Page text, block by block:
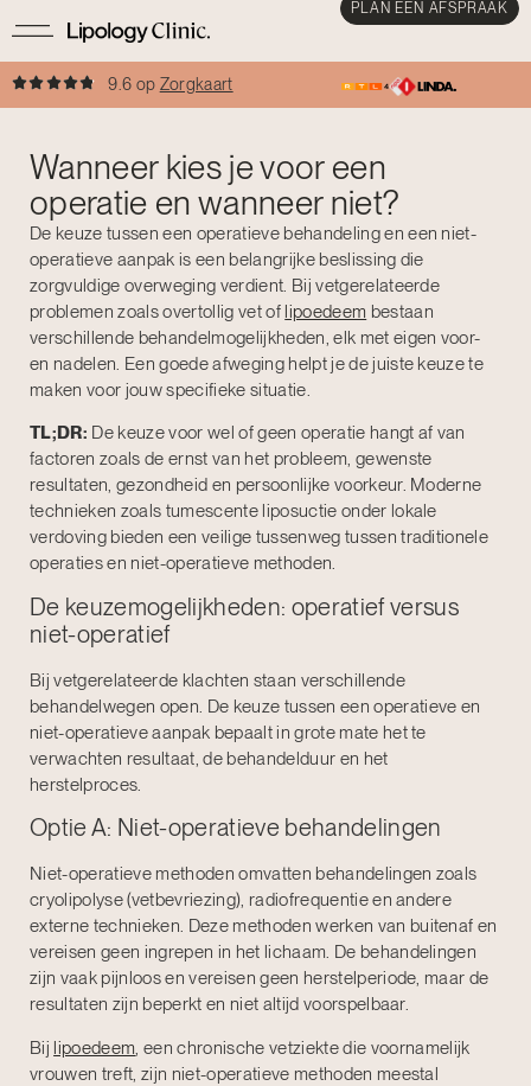
PLAN EEN AFSPRAAK
9.6 op Zorgkaart
Wanneer kies je voor een
operatie en wanneer niet?
De keuze tussen een operatieve behandeling en een niet-
operatieve aanpak is een belangrijke beslissing die
zorgvuldige overweging verdient. Bij vetgerelateerde
problemen zoals overtollig vet of lipoedeem bestaan
verschillende behandelmogelijkheden, elk met eigen voor-
en nadelen. Een goede afweging helpt je de juiste keuze te
maken voor jouw specifieke situatie.
TL;DR: De keuze voor wel of geen operatie hangt af van
factoren zoals de ernst van het probleem, gewenste
resultaten, gezondheid en persoonlijke voorkeur. Moderne
technieken zoals tumescente liposuctie onder lokale
verdoving bieden een veilige tussenweg tussen traditionele
operaties en niet-operatieve methoden.
De keuzemogelijkheden: operatief versus
niet-operatief
Bij vetgerelateerde klachten staan verschillende
behandelwegen open. De keuze tussen een operatieve en
niet-operatieve aanpak bepaalt in grote mate het te
verwachten resultaat, de behandelduur en het
herstelproces.
Optie A: Niet-operatieve behandelingen
Niet-operatieve methoden omvatten behandelingen zoals
cryolipolyse (vetbevriezing), radiofrequentie en andere
externe technieken. Deze methoden werken van buitenaf en
vereisen geen ingrepen in het lichaam. De behandelingen
zijn vaak pijnloos en vereisen geen herstelperiode, maar de
resultaten zijn beperkt en niet altijd voorspelbaar.
Bij lipoedeem , een chronische vetziekte die voornamelijk
vrouwen treft, zijn niet-operatieve methoden meestal